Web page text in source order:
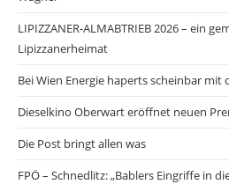
LIPIZZANER-ALMABTRIEB 2026 – ein
Lipizzanerheimat
Bei Wien Energie haperts scheinbar mit
Dieselkino Oberwart eröffnet neuen
Die Post bringt allen was
FPÖ – Schnedlitz: „Bablers Eingriffe in